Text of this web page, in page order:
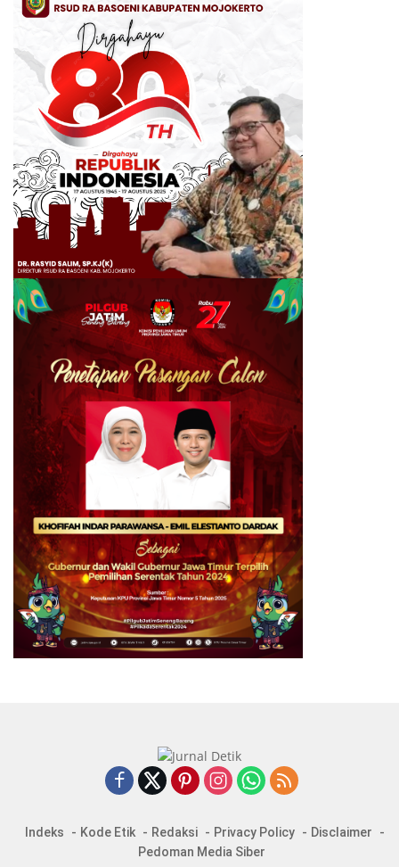
Indeks Kode Etik Redaksi Privacy Policy
Disclaimer
Pedoman Media Siber